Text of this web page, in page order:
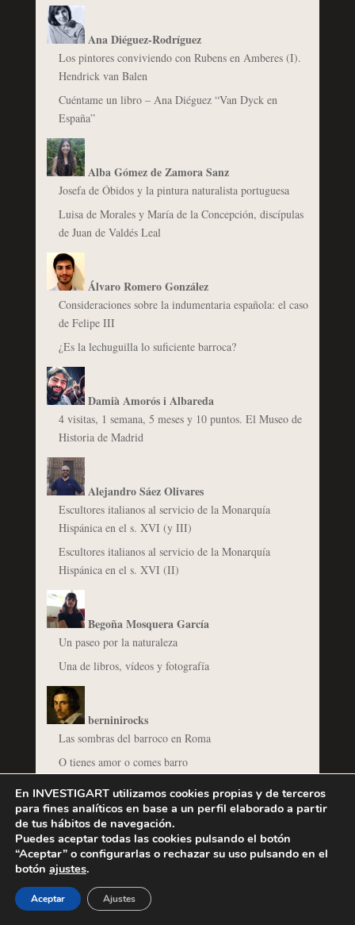
Ana Diéguez-Rodríguez
Los pintores conviviendo con Rubens en Amberes (I).
Hendrick van Balen
Cuéntame un libro – Ana Diéguez “Van Dyck en
España”
Alba Gómez de Zamora Sanz
Josefa de Óbidos y la pintura naturalista portuguesa
Luisa de Morales y María de la Concepción, discípulas
de Juan de Valdés Leal
Álvaro Romero González
Consideraciones sobre la indumentaria española: el caso
de Felipe III
¿Es la lechuguilla lo suficiente barroca?
Damià Amorós i Albareda
4 visitas, 1 semana, 5 meses y 10 puntos. El Museo de
Historia de Madrid
Alejandro Sáez Olivares
Escultores italianos al servicio de la Monarquía
Hispánica en el s. XVI (y III)
Escultores italianos al servicio de la Monarquía
Hispánica en el s. XVI (II)
Begoña Mosquera García
Un paseo por la naturaleza
Una de libros, vídeos y fotografía
berninirocks
Las sombras del barroco en Roma
O tienes amor o comes barro
Cipriano García Hidalgo Villena
Cuéntame un libro – Paula Fayos: Goya’s Caprichos in
Nineteenth-Century France. Politics of the Grotesque
Herrera “el Mozo” y el Barroco total: #OrgulloBarroco
en el Prado
En INVESTIGART utilizamos cookies propias y de terceros
para fines analíticos en base a un perfil elaborado a partir
de tus hábitos de navegación.
Puedes aceptar todas las cookies pulsando el botón
“Aceptar” o configurarlas o rechazar su uso pulsando en el
botón ajustes.
Aceptar Ajustes